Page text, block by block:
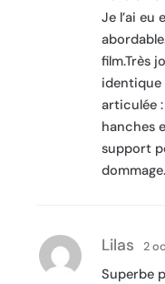
Je l’ai
film.Très
identique
articulée
hanches
support
dommage.
Lilas 2
Superbe